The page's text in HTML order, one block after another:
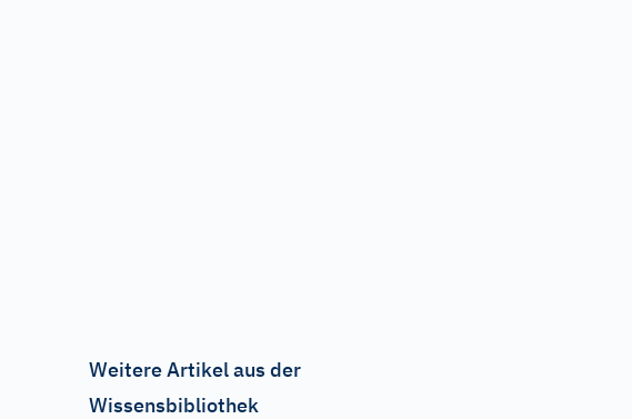
Weitere Artikel aus der
Wissensbibliothek